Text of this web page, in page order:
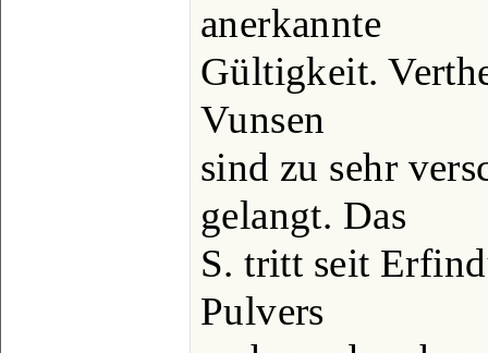
anerkannte
Gültigkeit.
Vunsen
sind zu sehr
gelangt. Das
S. tritt seit
Pulvers